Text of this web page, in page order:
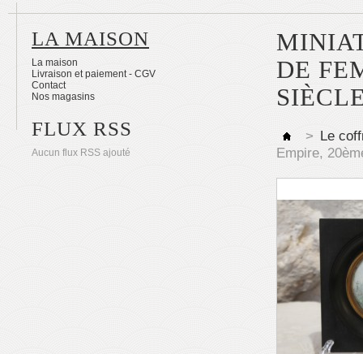
LA MAISON
La maison
Livraison et paiement - CGV
Contact
Nos magasins
FLUX RSS
Aucun flux RSS ajouté
DE
> Le
Empire,